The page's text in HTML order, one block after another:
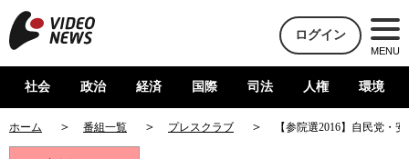
ログイン
MENU
社会 政治 経済 国際 司法 人権 環境
ホーム 番組一覧 プレスクラブ 【参院選2016】自民党・